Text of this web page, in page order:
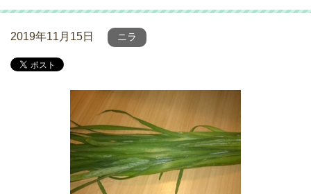
2019年11月15日 ニラ